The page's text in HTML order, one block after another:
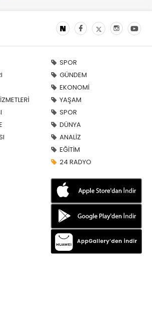
SPOR
GÜNDEM
EKONOMİ
YAŞAM
SPOR
DÜNYA
ANALİZ
EĞİTİM
24 RADYO